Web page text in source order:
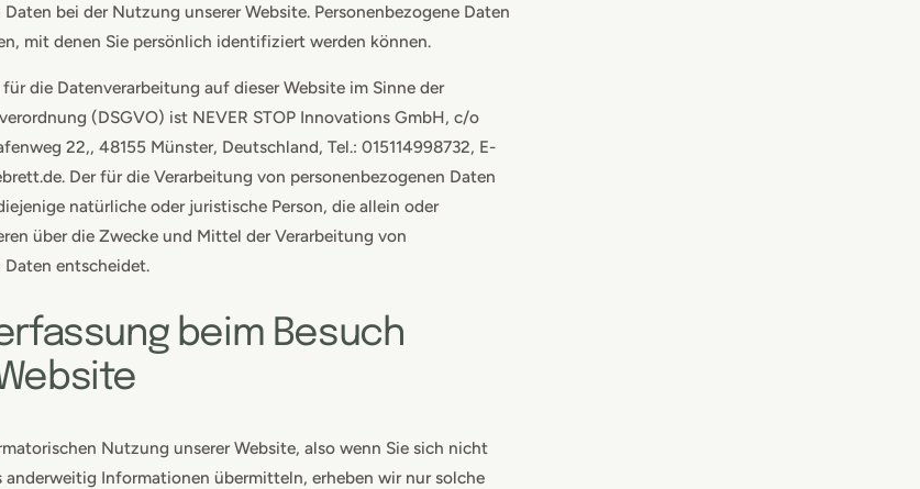
bei der Nutzung unserer Website. Personenbezogene Daten
mit denen Sie persönlich identifiziert werden können.
die Datenverarbeitung auf dieser Website im Sinne der
(DSGVO) ist NEVER STOP Innovations GmbH, c/o
22,, 48155 Münster, Deutschland, Tel.: 015114998732, E-
Der für die Verarbeitung von personenbezogenen Daten
natürliche oder juristische Person, die allein oder
über die Zwecke und Mittel der Verarbeitung von
Daten entscheidet.
beim Besuch
Nutzung unserer Website, also wenn Sie sich nicht
anderweitig Informationen übermitteln, erheben wir nur solche